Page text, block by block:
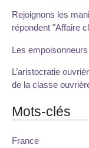
Rejoignons les
répondent "Affaire
Les
L’aristocratie
de la classe
Mots-clés
France